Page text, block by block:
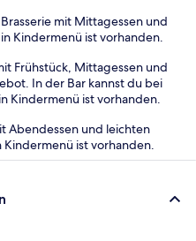
mit Mittagessen und
Kindermenü ist vorhanden.
Frühstück, Mittagessen und
In der Bar kannst du bei
Kindermenü ist vorhanden.
Abendessen und leichten
ist vorhanden.